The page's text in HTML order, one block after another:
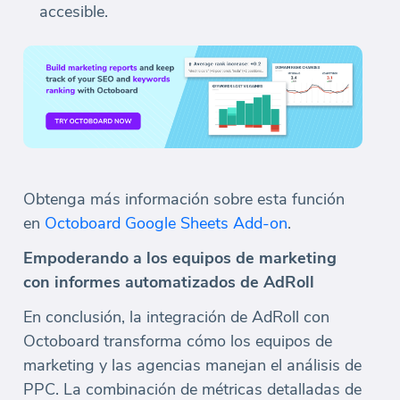
accesible.
Obtenga más información sobre esta función
en Octoboard Google Sheets Add-on.
Empoderando a los equipos de marketing
con informes automatizados de AdRoll
En conclusión, la integración de AdRoll con
Octoboard transforma cómo los equipos de
marketing y las agencias manejan el análisis de
PPC. La combinación de métricas detalladas de